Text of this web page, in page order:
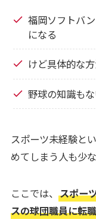
福岡ソフトバ
になる
けど具体的な
野球の知識も
スポーツ未経験と
めてしまう人も少
ここでは、 スポー
スの球団職員に転